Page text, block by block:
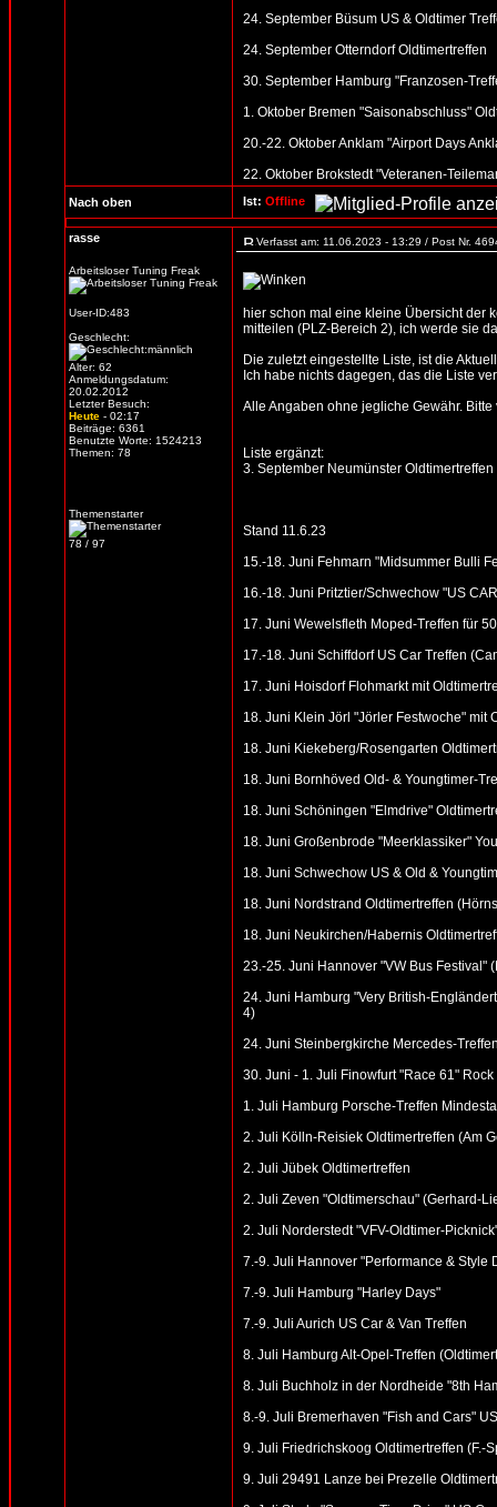
24. September Büsum US & Oldtimer
24. September Otterndorf Oldtimertreffen
30. September Hamburg "Franzosen-
1. Oktober Bremen "Saisonabschluss"
20.-22. Oktober Anklam "Airport Days
22. Oktober Brokstedt "Veteranen-
Nach oben Ist: Offline
rasse
Arbeitsloser Tuning Freak
User-ID:483
Geschlecht:
Alter: 62
Anmeldungsdatum:
20.02.2012
Letzter Besuch:
Heute - 02:17
Beiträge: 6361
Benutzte Worte: 1524213
Themen: 78
Themenstarter
78 / 97
Verfasst am: 11.06.2023 - 13:29 / Post Nr.
hier schon mal eine kleine Übersicht der
mitteilen (PLZ-Bereich 2), ich werde sie
Die zuletzt eingestellte Liste, ist die
Ich habe nichts dagegen, das die Liste
Alle Angaben ohne jegliche Gewähr.
Liste ergänzt:
3. September Neumünster
Stand 11.6.23
15.-18. Juni Fehmarn "Midsummer Bulli
16.-18. Juni Pritztier/Schwechow "US
17. Juni Wewelsfleth Moped-Treffen für
17.-18. Juni Schiffdorf US Car Treffen
17. Juni Hoisdorf Flohmarkt mit
18. Juni Klein Jörl "Jörler Festwoche" mit
18. Juni Kiekeberg/Rosengarten
18. Juni Bornhöved Old- & Youngtimer-
18. Juni Schöningen "Elmdrive"
18. Juni Großenbrode "Meerklassiker"
18. Juni Schwechow US & Old &
18. Juni Nordstrand Oldtimertreffen
18. Juni Neukirchen/Habernis
23.-25. Juni Hannover "VW Bus Festival"
24. Juni Hamburg "Very British-
4)
24. Juni Steinbergkirche Mercedes-
30. Juni - 1. Juli Finowfurt "Race 61"
1. Juli Hamburg Porsche-Treffen
2. Juli Kölln-Reisiek Oldtimertreffen (Am
2. Juli Jübek Oldtimertreffen
2. Juli Zeven "Oldtimerschau" (Gerhard-
2. Juli Norderstedt "VFV-Oldtimer-
7.-9. Juli Hannover "Performance & Style
7.-9. Juli Hamburg "Harley Days"
7.-9. Juli Aurich US Car & Van Treffen
8. Juli Hamburg Alt-Opel-Treffen
8. Juli Buchholz in der Nordheide "8th
8.-9. Juli Bremerhaven "Fish and Cars"
9. Juli Friedrichskoog Oldtimertreffen (F.-
9. Juli 29491 Lanze bei Prezelle